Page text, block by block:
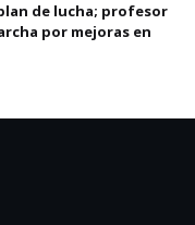
de lucha; profesor
por mejoras en